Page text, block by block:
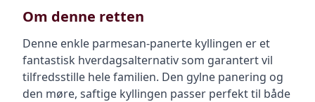
Om denne retten
Denne enkle parmesan-panerte kyllingen er et
fantastisk hverdagsalternativ som garantert vil
tilfredsstille hele familien. Den gylne panering og
den møre, saftige kyllingen passer perfekt til både